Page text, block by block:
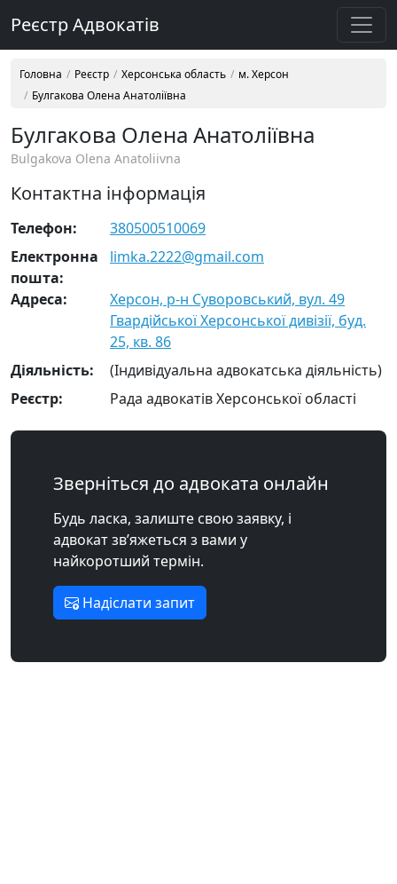
Реєстр Адвокатів
Головна Реєстр Херсонська область
м. Херсон
Булгакова Олена Анатоліївна
Булгакова Олена Анатоліївна
Bulgakova Olena Anatoliivna
Контактна інформація
Телефон:
380500510069
Електронна
пошта:
limka.2222@gmail.com
Адреса:
Херсон, р-н Суворовський, вул. 49
Гвардійської Херсонської дивізії, буд.
25, кв. 86
Діяльність:
(Індивідуальна адвокатська діяльність)
Реєстр:
Рада адвокатів Херсонської області
Зверніться до адвоката онлайн
Будь ласка, залиште свою заявку, і
адвокат зв’яжеться з вами у
найкоротший термін.
Надіслати запит